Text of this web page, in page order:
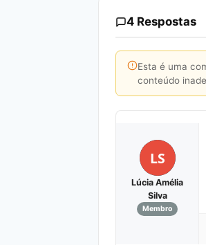
4 Respostas
Esta é uma
conteúdo
LS
Lúcia Amélia
Silva
Membro